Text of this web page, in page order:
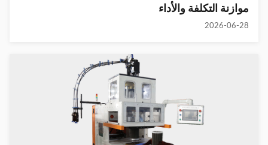
موازنة التكلفة والأداء
2026-06-28